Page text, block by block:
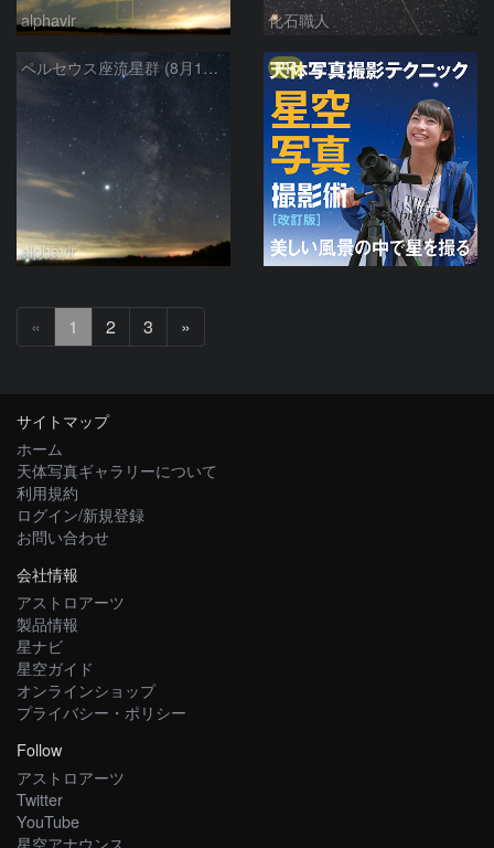
alphavir 化石職人
ペルセウス座流星群 (8月13日)
alphavir
PR
« 1 2 3 »
へ
サイトマップ
ホーム
天体写真ギャラリーについて
利用規約
ログイン/新規登録
お問い合わせ
会社情報
アストロアーツ
製品情報
星ナビ
星空ガイド
オンラインショップ
プライバシー・ポリシー
Follow
アストロアーツ
Twitter
YouTube
星空アナウンス